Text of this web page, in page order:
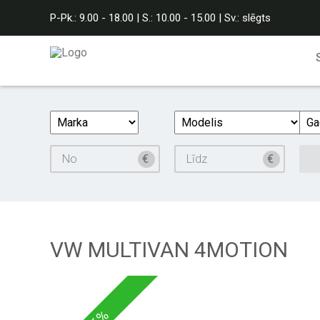
P-Pk.: 9.00 - 18.00 | S.: 10.00 - 15.00 | Sv.: slēgts
VW MULTIVAN 4MOTION